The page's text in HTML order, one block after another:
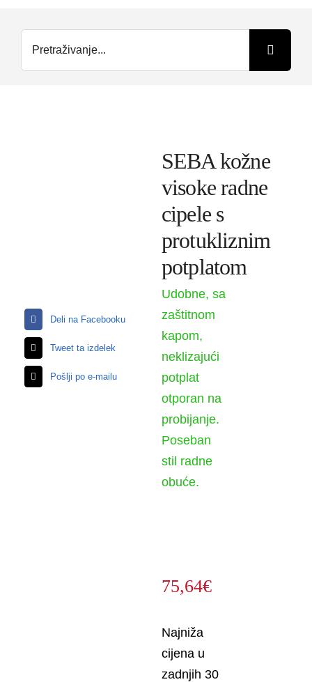
Deli na Facebooku
Tweet ta izdelek
Pošlji po e-mailu
SEBA kožne
visoke radne
cipele s
protukliznim
potplatom
Udobne, sa
zaštitnom
kapom,
neklizajući
potplat
otporan na
probijanje.
Poseban
stil radne
obuće.
75,64€
Najniža
cijena u
zadnjih 30